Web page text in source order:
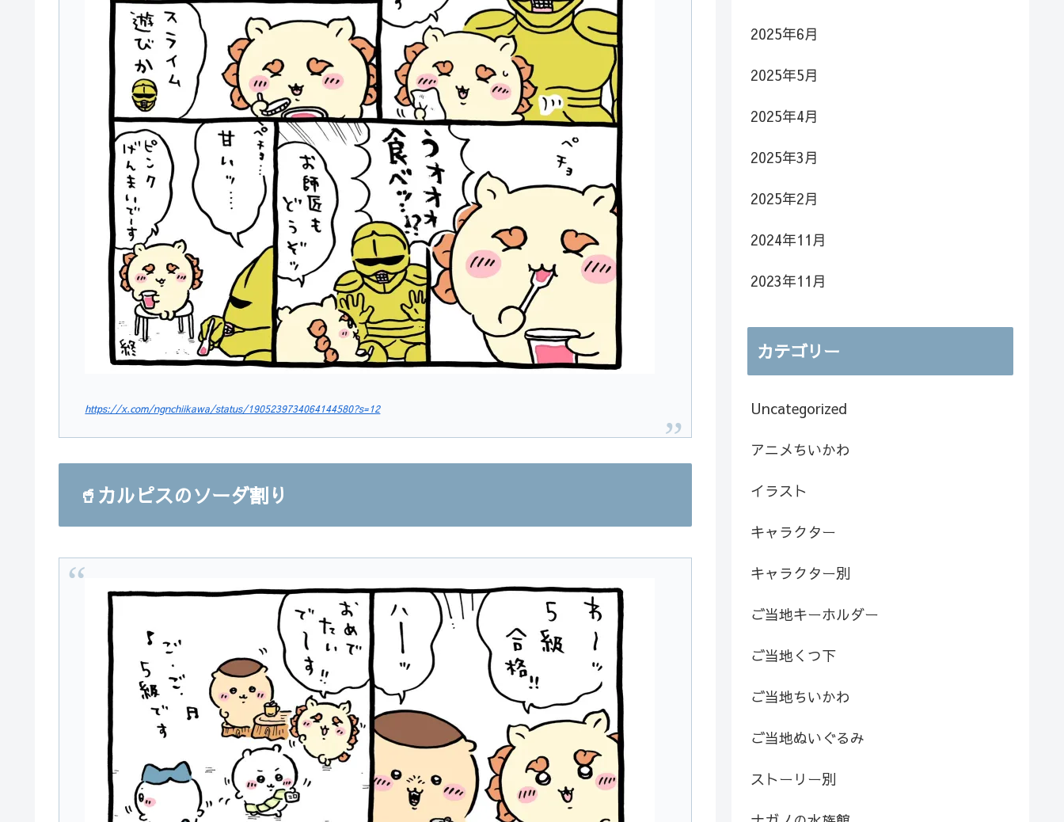
https://x.com/ngnchiikawa/status/1905239734064144580?s=12
🥤カルピスのソーダ割り
2025年6月
2025年5月
2025年4月
2025年3月
2025年2月
2024年11月
2023年11月
カテゴリー
Uncategorized
アニメちいかわ
イラスト
キャラクター
キャラクター別
ご当地キーホルダー
ご当地くつ下
ご当地ちいかわ
ご当地ぬいぐるみ
ストーリー別